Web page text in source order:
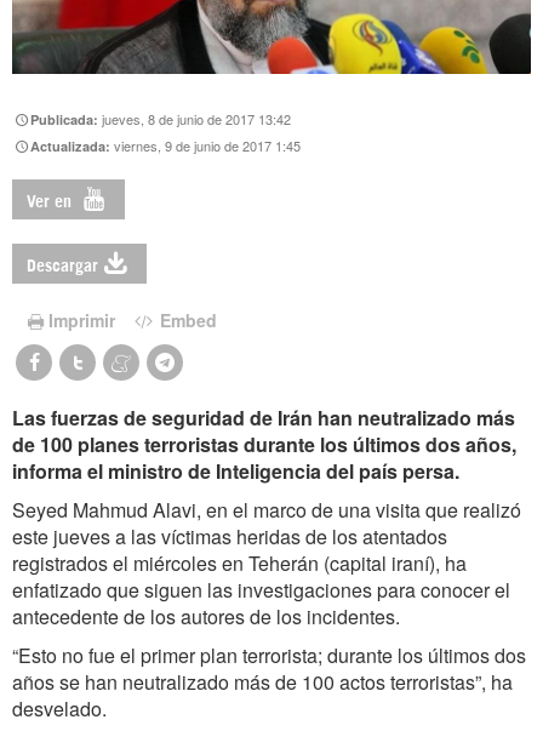
Publicada:jueves, 8 de junio de 2017 13:42
Actualizada:viernes, 9 de junio de 2017 1:45
Ver en
Descargar
Imprimir Embed
Las fuerzas de seguridad de Irán han neutralizado más
de 100 planes terroristas durante los últimos dos años,
informa el ministro de Inteligencia del país persa.
Seyed Mahmud Alavi, en el marco de una visita que realizó
este jueves a las víctimas heridas de los atentados
registrados el miércoles en Teherán (capital iraní), ha
enfatizado que siguen las investigaciones para conocer el
antecedente de los autores de los incidentes.
“Esto no fue el primer plan terrorista; durante los últimos dos
años se han neutralizado más de 100 actos terroristas”, ha
desvelado.